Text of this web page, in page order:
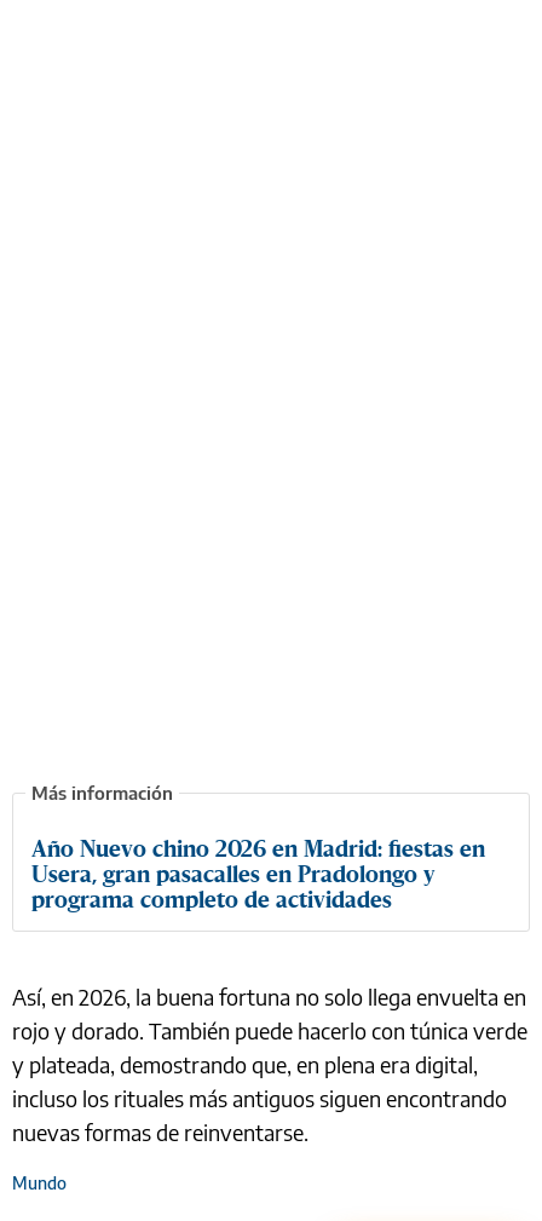
Año Nuevo chino 2026 en Madrid: fiestas en
Usera, gran pasacalles en Pradolongo y
programa completo de actividades
Así, en 2026, la buena fortuna no solo llega envuelta en
rojo y dorado. También puede hacerlo con túnica verde
y plateada, demostrando que, en plena era digital,
incluso los rituales más antiguos siguen encontrando
nuevas formas de reinventarse.
Mundo